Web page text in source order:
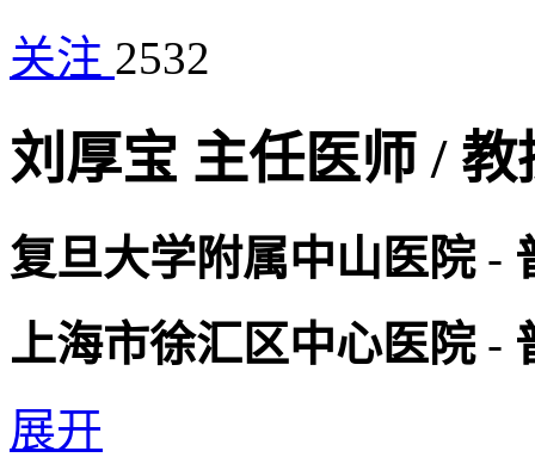
关注 2532
刘厚宝 主任医师 / 教
复旦大学附属中山医院 -
上海市徐汇区中心医院 -
展开